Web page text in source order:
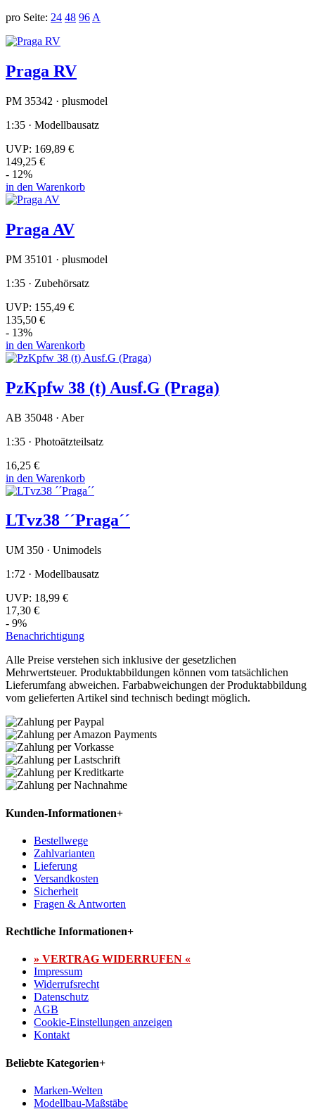
pro Seite: 24 48 96 A
Praga RV
PM 35342 · plusmodel
1:35 · Modellbausatz
UVP: 169,89 €
149,25 €
- 12%
in den Warenkorb
Praga AV
PM 35101 · plusmodel
1:35 · Zubehörsatz
UVP: 155,49 €
135,50 €
- 13%
in den Warenkorb
PzKpfw 38 (t) Ausf.G (Praga)
AB 35048 · Aber
1:35 · Photoätzteilsatz
16,25 €
in den Warenkorb
LTvz38 ´´Praga´´
UM 350 · Unimodels
1:72 · Modellbausatz
UVP: 18,99 €
17,30 €
- 9%
Benachrichtigung
Alle Preise verstehen sich inklusive der gesetzlichen
Mehrwertsteuer. Produktabbildungen können vom tatsächlichen
Lieferumfang abweichen. Farbabweichungen der Produktabbildung
vom gelieferten Artikel sind technisch bedingt möglich.
Kunden-Informationen+
Bestellwege
Zahlvarianten
Lieferung
Versandkosten
Sicherheit
Fragen & Antworten
Rechtliche Informationen+
» VERTRAG WIDERRUFEN «
Impressum
Widerrufsrecht
Datenschutz
AGB
Cookie-Einstellungen anzeigen
Kontakt
Beliebte Kategorien+
Marken-Welten
Modellbau-Maßstäbe